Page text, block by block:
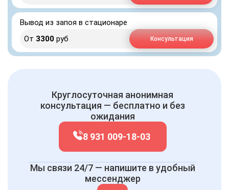
Вывод из запоя в стационаре
От 3300 руб Консультация
Круглосуточная анонимная
консультация — бесплатно и без
ожидания
8 931 009-18-03
Мы связи 24/7 — напишите в удобный
мессенджер